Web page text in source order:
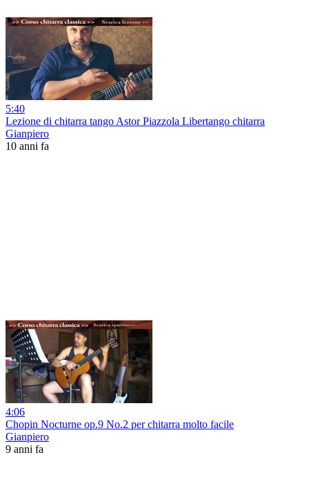
5:40
Lezione di chitarra tango Astor Piazzola Libertango chitarra
Gianpiero
10 anni fa
4:06
Chopin Nocturne op.9 No.2 per chitarra molto facile
Gianpiero
9 anni fa